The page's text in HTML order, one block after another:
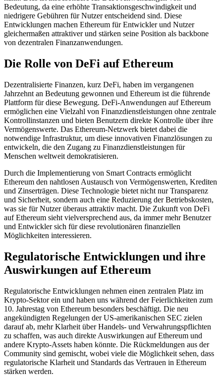
Bedeutung, da eine erhöhte Transaktionsgeschwindigkeit und
niedrigere Gebühren für Nutzer entscheidend sind. Diese
Entwicklungen machen Ethereum für Entwickler und Nutzer
gleichermaßen attraktiver und stärken seine Position als backbone
von dezentralen Finanzanwendungen.
Die Rolle von DeFi auf Ethereum
Dezentralisierte Finanzen, kurz DeFi, haben im vergangenen
Jahrzehnt an Bedeutung gewonnen und Ethereum ist die führende
Plattform für diese Bewegung. DeFi-Anwendungen auf Ethereum
ermöglichen eine Vielzahl von Finanzdienstleistungen ohne zentrale
Kontrollinstanzen und bieten Benutzern direkte Kontrolle über ihre
Vermögenswerte. Das Ethereum-Netzwerk bietet dabei die
notwendige Infrastruktur, um diese innovativen Finanzlösungen zu
entwickeln, die den Zugang zu Finanzdienstleistungen für
Menschen weltweit demokratisieren.
Durch die Implementierung von Smart Contracts ermöglicht
Ethereum den nahtlosen Austausch von Vermögenswerten, Krediten
und Zinserträgen. Diese Technologie bietet nicht nur Transparenz
und Sicherheit, sondern auch eine Reduzierung der Betriebskosten,
was sie für Nutzer überaus attraktiv macht. Die Zukunft von DeFi
auf Ethereum sieht vielversprechend aus, da immer mehr Benutzer
und Entwickler sich für diese revolutionären finanziellen
Möglichkeiten interessieren.
Regulatorische Entwicklungen und ihre
Auswirkungen auf Ethereum
Regulatorische Entwicklungen nehmen einen zentralen Platz im
Krypto-Sektor ein und haben uns während der Feierlichkeiten zum
10. Jahrestag von Ethereum besonders beschäftigt. Die neu
angekündigten Regelungen der US-amerikanischen SEC zielen
darauf ab, mehr Klarheit über Handels- und Verwahrungspflichten
zu schaffen, was auch direkte Auswirkungen auf Ethereum und
andere Krypto-Assets haben könnte. Die Rückmeldungen aus der
Community sind gemischt, wobei viele die Möglichkeit sehen, dass
regulatorische Klarheit und Standards das Vertrauen in Ethereum
stärken werden.